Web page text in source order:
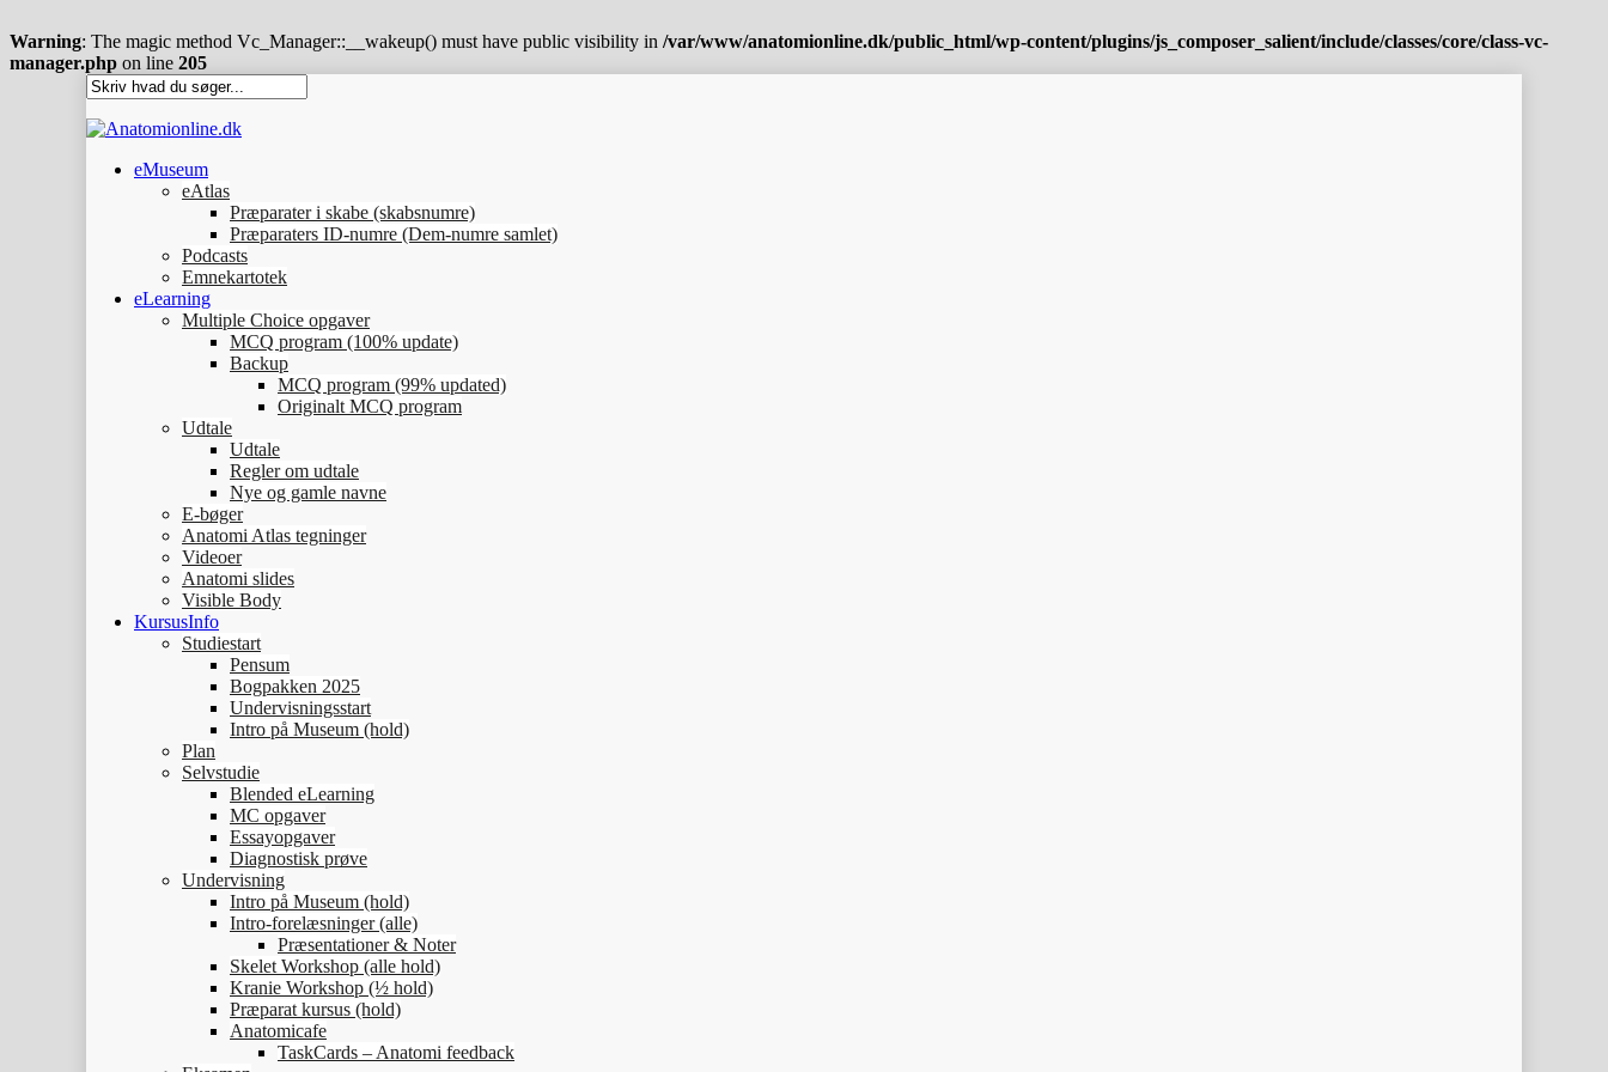
Warning: The magic method Vc_Manager::__wakeup() must have public visibility in /var/www/anatomionline.dk/public_html/wp-content/plugins/js_composer_salient/include/classes/core/class-vc-
manager.php on line 205
eMuseum
eAtlas
Præparater i skabe (skabsnumre)
Præparaters ID-numre (Dem-numre samlet)
Podcasts
Emnekartotek
eLearning
Multiple Choice opgaver
MCQ program (100% update)
Backup
MCQ program (99% updated)
Originalt MCQ program
Udtale
Udtale
Regler om udtale
Nye og gamle navne
E-bøger
Anatomi Atlas tegninger
Videoer
Anatomi slides
Visible Body
KursusInfo
Studiestart
Pensum
Bogpakken 2025
Undervisningsstart
Intro på Museum (hold)
Plan
Selvstudie
Blended eLearning
MC opgaver
Essayopgaver
Diagnostisk prøve
Undervisning
Intro på Museum (hold)
Intro-forelæsninger (alle)
Præsentationer & Noter
Skelet Workshop (alle hold)
Kranie Workshop (½ hold)
Præparat kursus (hold)
Anatomicafe
TaskCards – Anatomi feedback